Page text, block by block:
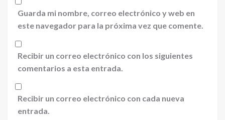
Guarda mi nombre, correo electrónico y web en
este navegador para la próxima vez que comente.
Recibir un correo electrónico con los siguientes
comentarios a esta entrada.
Recibir un correo electrónico con cada nueva
entrada.